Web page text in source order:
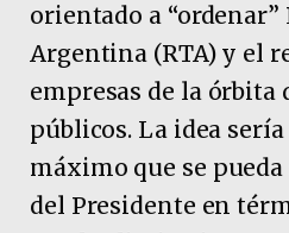
orientado a
Argentina (RTA) y el
empresas de la órbita
públicos. La idea
máximo que se
del Presidente en